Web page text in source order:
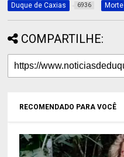
Duque de Caxias 6936 Morte
COMPARTILHE:
RECOMENDADO PARA VOCÊ